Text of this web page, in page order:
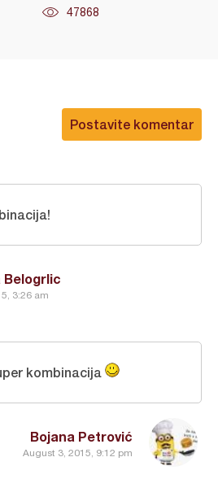
47868
Postavite komentar
Belogrlic
3:26 am
Bojana Petrović
August 3, 2015, 9:12 pm
kombinacija